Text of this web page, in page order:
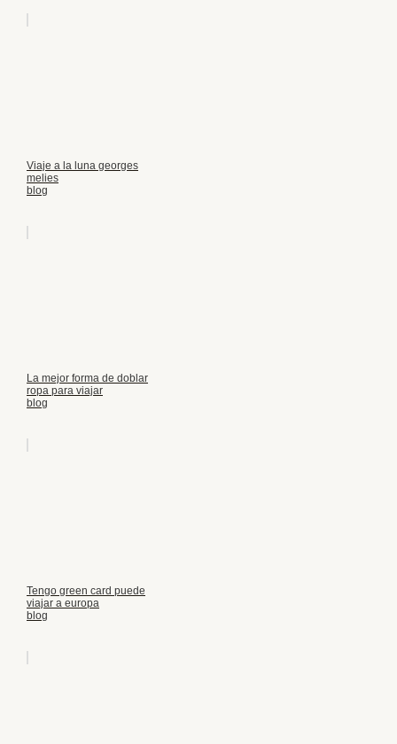
Viaje a la luna georges
melies
blog
La mejor forma de doblar
ropa para viajar
blog
Tengo green card puede
viajar a europa
blog